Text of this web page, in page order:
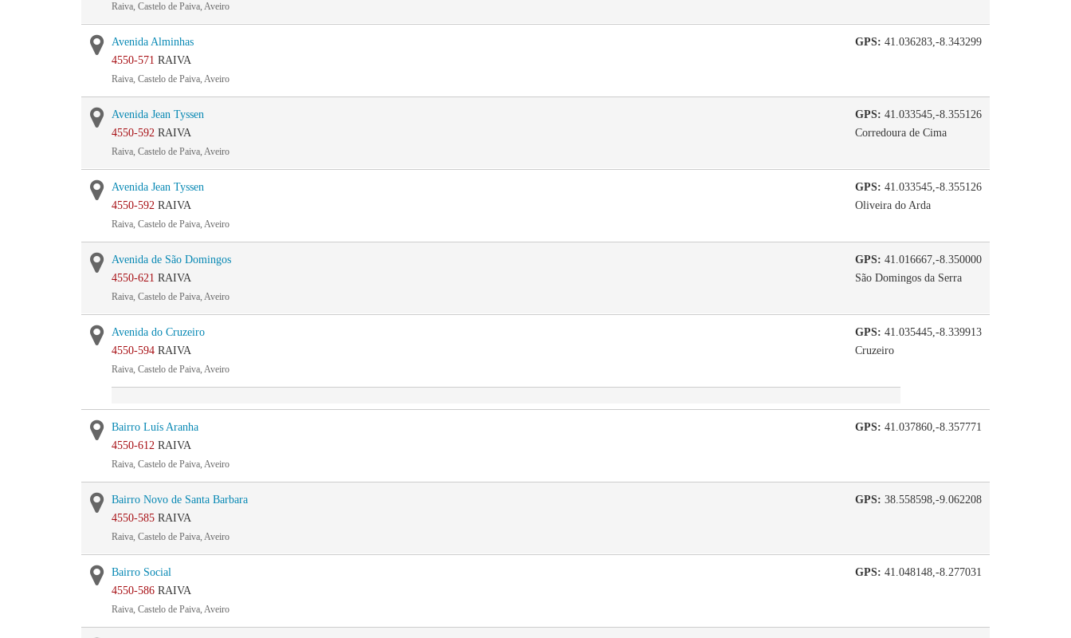
Raiva, Castelo de Paiva, Aveiro
GPS: 41.036283,-8.343299
Avenida Alminhas
4550-571 RAIVA
Raiva, Castelo de Paiva, Aveiro
GPS: 41.033545,-8.355126
Corredoura de Cima
Avenida Jean Tyssen
4550-592 RAIVA
Raiva, Castelo de Paiva, Aveiro
GPS: 41.033545,-8.355126
Oliveira do Arda
Avenida Jean Tyssen
4550-592 RAIVA
Raiva, Castelo de Paiva, Aveiro
GPS: 41.016667,-8.350000
São Domingos da Serra
Avenida de São Domingos
4550-621 RAIVA
Raiva, Castelo de Paiva, Aveiro
GPS: 41.035445,-8.339913
Cruzeiro
Avenida do Cruzeiro
4550-594 RAIVA
Raiva, Castelo de Paiva, Aveiro
GPS: 41.037860,-8.357771
Bairro Luís Aranha
4550-612 RAIVA
Raiva, Castelo de Paiva, Aveiro
GPS: 38.558598,-9.062208
Bairro Novo de Santa Barbara
4550-585 RAIVA
Raiva, Castelo de Paiva, Aveiro
GPS: 41.048148,-8.277031
Bairro Social
4550-586 RAIVA
Raiva, Castelo de Paiva, Aveiro